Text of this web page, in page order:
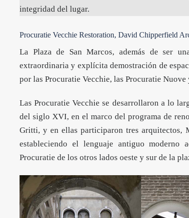
integridad del lugar.
Procuratie Vecchie Restoration, David Chipperfield
La Plaza de San Marcos, además de ser
extraordinaria y explícita demostración de
por las Procuratie Vecchie, las Procuratie
Las Procuratie Vecchie se desarrollaron a lo
del siglo XVI, en el marco del programa de
Gritti, y en ellas participaron tres arquitectos,
estableciendo el lenguaje antiguo moderno
Procuratie de los otros lados oeste y sur de la